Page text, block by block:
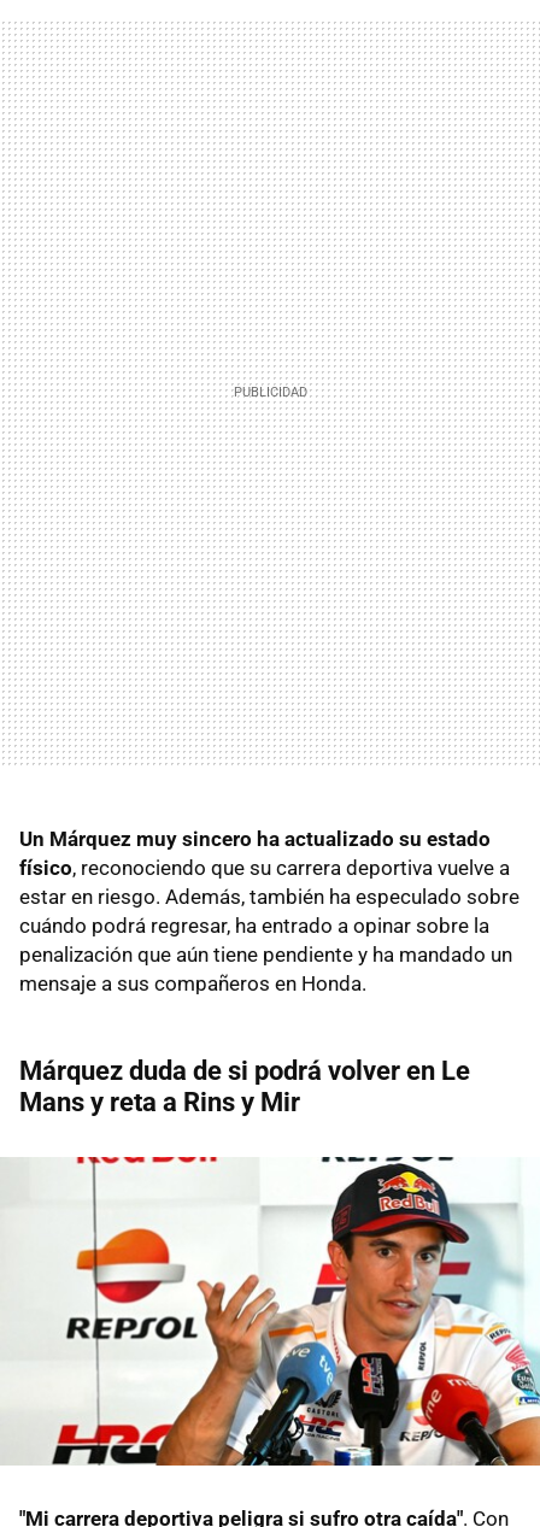
Un Márquez muy sincero ha actualizado su estado
físico, reconociendo que su carrera deportiva vuelve a
estar en riesgo. Además, también ha especulado sobre
cuándo podrá regresar, ha entrado a opinar sobre la
penalización que aún tiene pendiente y ha mandado un
mensaje a sus compañeros en Honda.
Márquez duda de si podrá volver en Le
Mans y reta a Rins y Mir
"Mi carrera deportiva peligra si sufro otra caída". Con